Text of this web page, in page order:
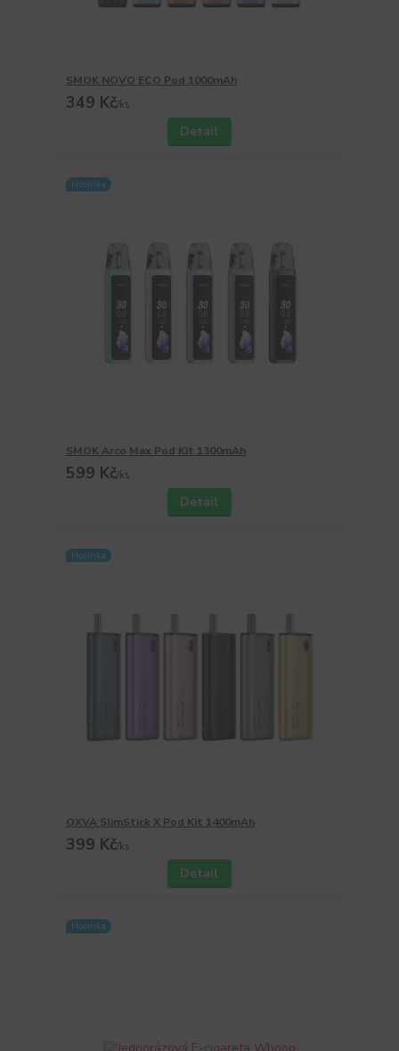
SMOK NOVO ECO Pod 1000mAh
349 Kč/ks
Detail
Novinka
SMOK Arco Max Pod Kit 1300mAh
599 Kč/ks
Detail
Novinka
OXVA SlimStick X Pod Kit 1400mAh
399 Kč/ks
Detail
Novinka